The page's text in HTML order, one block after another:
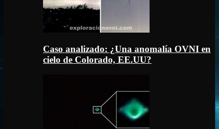
Caso analizado: ¿Una anomalía OVNI en
cielo de Colorado, EE.UU?